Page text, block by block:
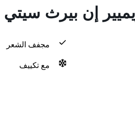
إن بيرث
مجفف الشعر
مع تكييف